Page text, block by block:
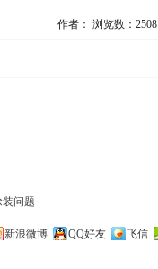
作者： 浏览数：2508
问题
新浪微博 QQ好友 飞信